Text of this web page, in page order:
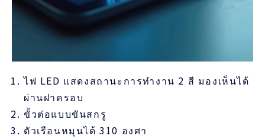
ไฟ LED แสดงสถานะการทำงาน 2 สี มองเห็นได้
ผ่านฝาครอบ
ขั้วต่อแบบขันสกรู
ตัวเรือนหมุนได้ 310 องศา